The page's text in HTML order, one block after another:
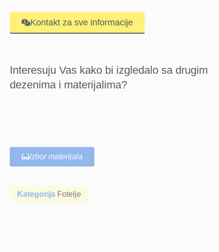
Kontakt za sve informacije
Interesuju Vas kako bi izgledalo sa drugim
dezenima i materijalima?
Izbor materijala
Kategorija Fotelje